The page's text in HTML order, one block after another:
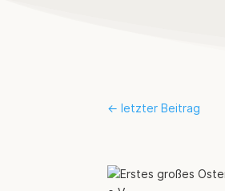
← letzter Beitrag